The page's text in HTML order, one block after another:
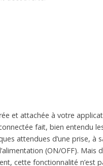
et attachée à votre
fait, bien entendu
attendues d’une prise, à
(ON/OFF). Mais
cette fonctionnalité n’est